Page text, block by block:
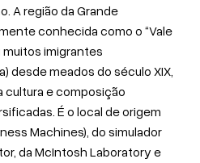
A região da Grande
conhecida como o “Vale
muitos imigrantes
desde meados do século XIX,
cultura e composição
É o local de origem
Machines), do simulador
da McIntosh Laboratory e